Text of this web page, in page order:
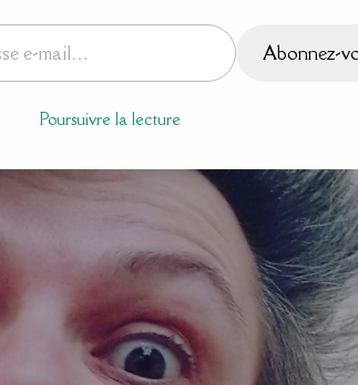
Abonnez-
Poursuivre la lecture